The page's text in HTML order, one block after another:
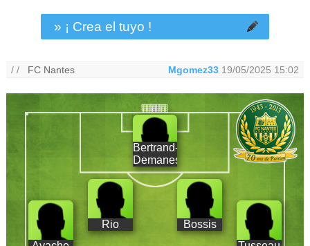
» ¡ Crea el tuyo !
/ / FC Nantes Mgomez33 19/05/2025 15:02
Bertrand-
Demanes
Rio
Bossis